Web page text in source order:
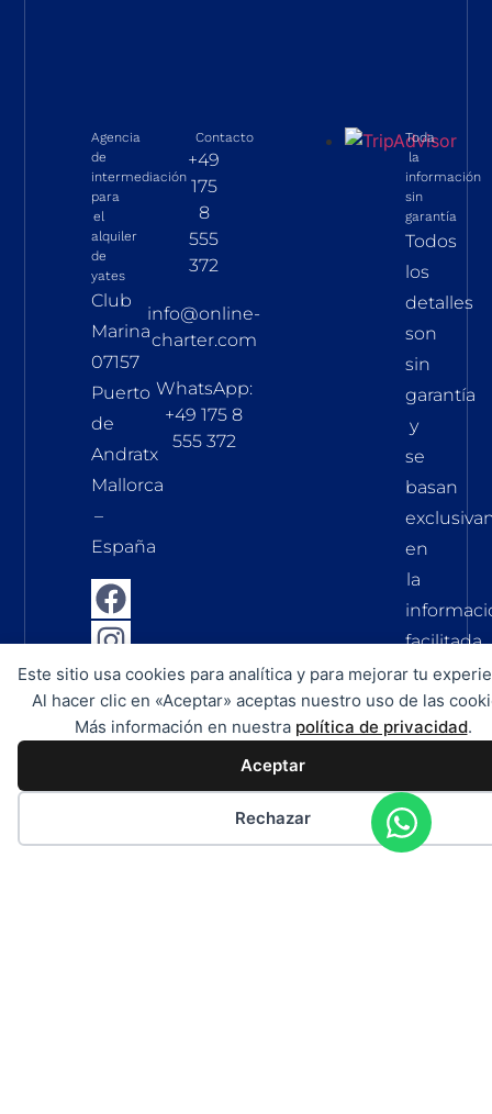
Este sitio usa cookies para analítica y para mejorar tu
Al hacer clic en «Aceptar» aceptas nuestro uso de las
Más información en nuestra política de privacidad.
Aceptar
Rechazar
Agencia
de
intermediación
para
el
alquiler
de
yates
Club
Marina
07157
Puerto
de
Andratx
Mallorca
–
España
Contacto
+49
175
8
555
372
info@online-
charter.com
WhatsApp:
+49 175 8
555 372
Toda
la
información
sin
garantía
Todos
los
detalles
son
sin
garantía
y
se
basan
en
la
facilitada
por
la
empresa
chárter.
No